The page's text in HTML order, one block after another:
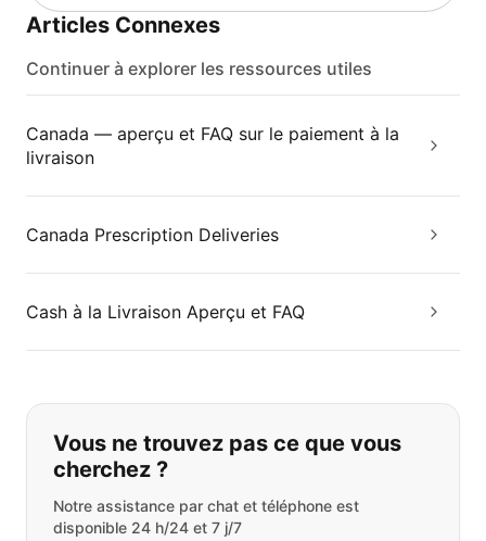
Articles Connexes
Continuer à explorer les ressources utiles
Canada — aperçu et FAQ sur le paiement à la
livraison
Canada Prescription Deliveries
Cash à la Livraison Aperçu et FAQ
Si vous ne trouvez pas ce que vous
Vous ne trouvez pas ce que vous
cherchez ?
Notre assistance par chat et téléphone est
disponible 24 h/24 et 7 j/7